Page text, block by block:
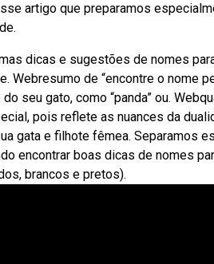
artigo que preparamos
dicas e sugestões de nomes
Webresumo de “encontre o nome
seu gato, como “panda” ou.
pois reflete as nuances da
gata e filhote fêmea. Separamos
encontrar boas dicas de nomes
brancos e pretos).